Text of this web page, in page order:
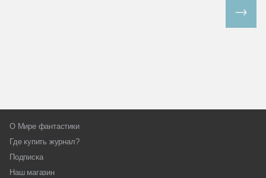
О Мире фантастики
Где купить журнал?
Подписка
Наш магазин